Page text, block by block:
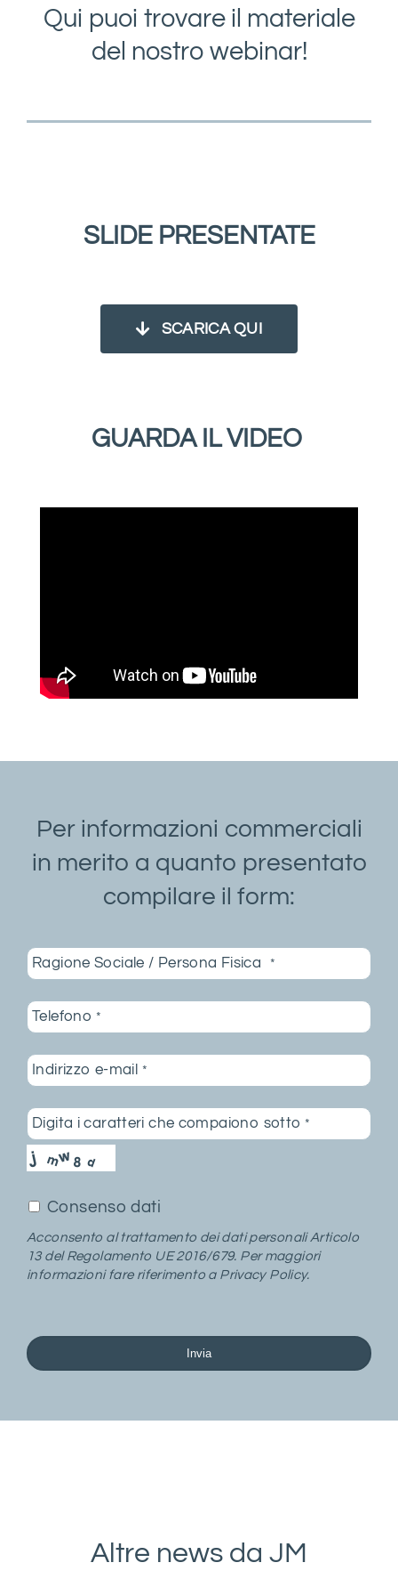
Qui puoi trovare il materiale
del nostro webinar!
SLIDE PRESENTATE
SCARICA QUI
GUARDA IL VIDEO
Per informazioni commerciali
in merito a quanto presentato
compilare il form:
Ragione Sociale / Persona Fisica *
Telefono *
Indirizzo e-mail *
Digita i caratteri che compaiono sotto *
Consenso dati
Acconsento al trattamento dei dati personali Articolo
13 del Regolamento UE 2016/679. Per maggiori
informazioni fare riferimento a Privacy Policy.
Invia
field
Altre news da JM